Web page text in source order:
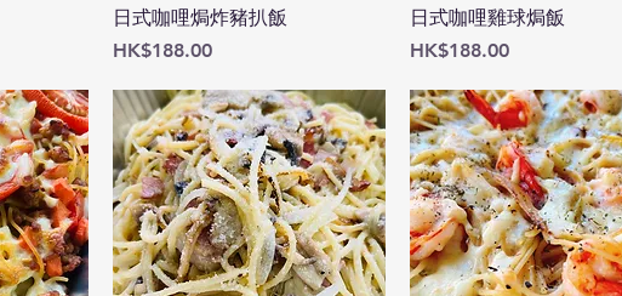
快速瀏覽
日式咖哩焗炸豬扒飯
價格
HK$188.00
快速瀏覽
日式咖哩雞球焗飯
價格
HK$188.00